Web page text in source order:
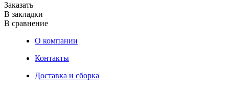
Заказать
В закладки
В сравнение
О компании
Контакты
Доставка и сборка